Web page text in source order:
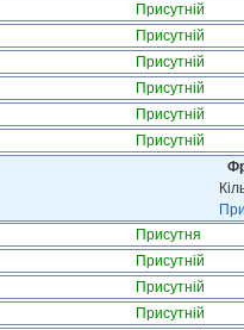
Присутній
Присутній
Присутній
Присутній
Присутній
Присутній
Присутня
Присутній
Присутній
Присутній